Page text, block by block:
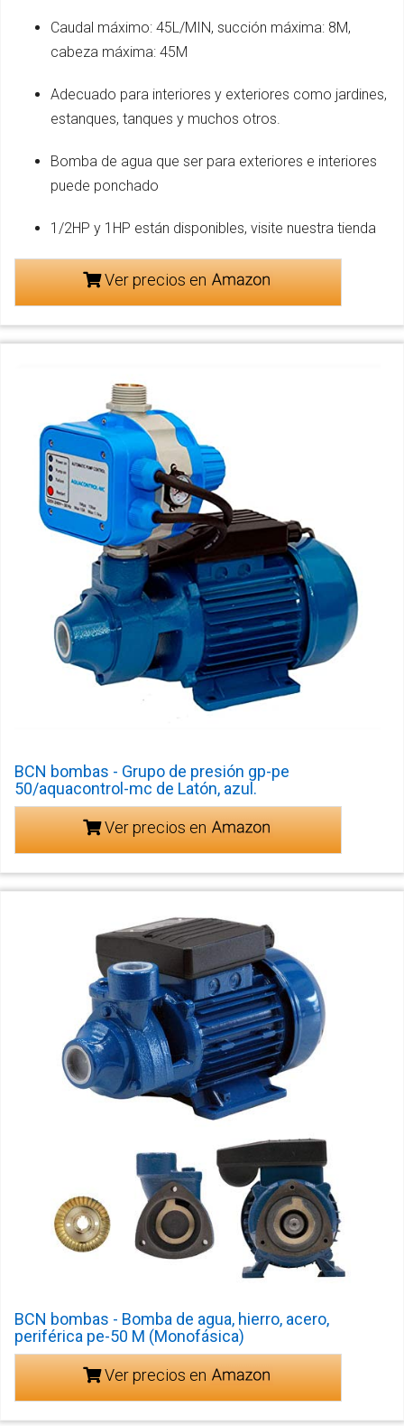
Caudal máximo: 45L/MIN, succión máxima: 8M,
cabeza máxima: 45M
Adecuado para interiores y exteriores como jardines,
estanques, tanques y muchos otros.
Bomba de agua que ser para exteriores e interiores
puede ponchado
1/2HP y 1HP están disponibles, visite nuestra tienda
Ver precios en
BCN bombas - Grupo de presión gp-pe
50/aquacontrol-mc de Latón, azul.
Ver precios en
BCN bombas - Bomba de agua, hierro, acero,
periférica pe-50 M (Monofásica)
Ver precios en